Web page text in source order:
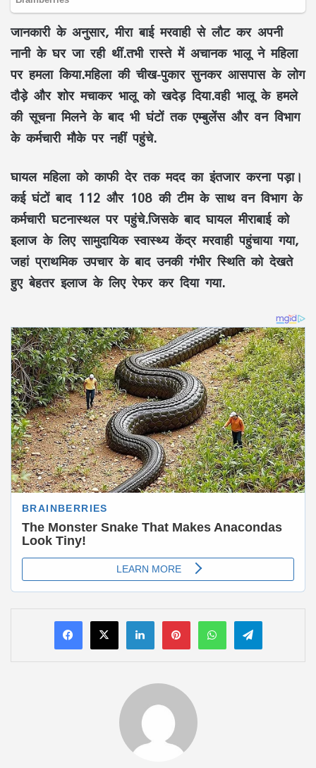
जानकारी के अनुसार, मीरा बाई मरवाही से लौट कर अपनी
नानी के घर जा रही थीं.तभी रास्ते में अचानक भालू ने महिला
पर हमला किया.महिला की चीख-पुकार सुनकर आसपास के लोग
दौड़े और शोर मचाकर भालू को खदेड़ दिया.वही भालू के हमले
की सूचना मिलने के बाद भी घंटों तक एम्बुलेंस और वन विभाग
के कर्मचारी मौके पर नहीं पहुंचे.
घायल महिला को काफी देर तक मदद का इंतजार करना पड़ा।
कई घंटों बाद 112 और 108 की टीम के साथ वन विभाग के
कर्मचारी घटनास्थल पर पहुंचे.जिसके बाद घायल मीराबाई को
इलाज के लिए सामुदायिक स्वास्थ्य केंद्र मरवाही पहुंचाया गया,
जहां प्राथमिक उपचार के बाद उनकी गंभीर स्थिति को देखते
हुए बेहतर इलाज के लिए रेफर कर दिया गया.
LinkedInPinterestWhatsAppTelegram